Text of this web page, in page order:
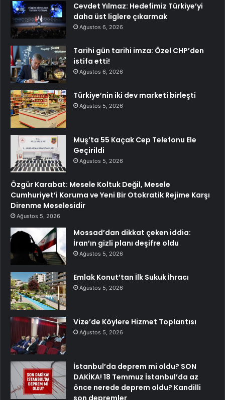
Cevdet Yılmaz: Hedefimiz Türkiye’yi
daha üst liglere çıkarmak
Ağustos 6, 2026
Tarihi gün tarihi imza: Özel CHP’den
istifa etti!
Ağustos 6, 2026
Türkiye’nin iki dev marketi birleşti
Ağustos 5, 2026
Muş’ta 55 Kaçak Cep Telefonu Ele
Geçirildi
Ağustos 5, 2026
Özgür Karabat: Mesele Koltuk Değil, Mesele
Cumhuriyet’i Koruma ve Yeni Bir Otokratik Rejime Karşı
Direnme Meselesidir
Ağustos 5, 2026
Mossad’dan dikkat çeken iddia:
İran’ın gizli planı deşifre oldu
Ağustos 5, 2026
Emlak Konut’tan İlk Sukuk İhracı
Ağustos 5, 2026
Vize’de Köylere Hizmet Toplantısı
Ağustos 5, 2026
İstanbul’da deprem mi oldu? SON
DAKİKA! 18 Temmuz İstanbul’da az
önce nerede deprem oldu? Kandilli
son depremler